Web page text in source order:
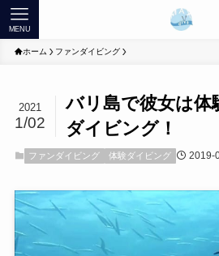
MENU
ホーム ファンダイビング
バリ島で彼女は体
ダイビング！
2021
1/02
ファンダイビング 体験ダイビング 2019-